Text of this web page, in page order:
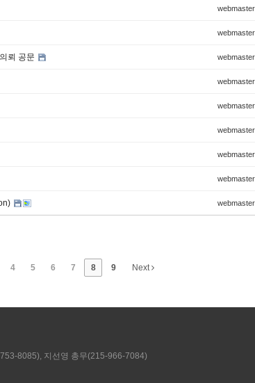
webmaster
webmaster
뢰 공문 webmaster
webmaster
webmaster
webmaster
webmaster
webmaster
webmaster
4 5 6 7 8 9 Next
8085), 지선영 총무(215-966-7084)